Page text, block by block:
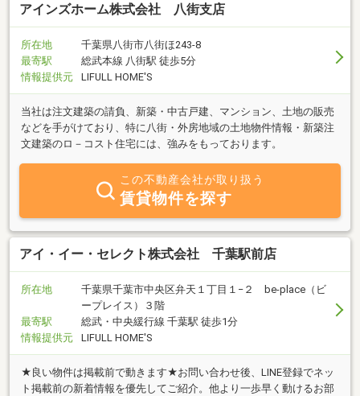
アインズホーム株式会社 八街支店
所在地
千葉県八街市八街ほ243-8
最寄駅
総武本線 八街駅 徒歩5分
情報提供元
LIFULL HOME'S
当社は注文建築の請負、新築・中古戸建、マンション、土地の販売
などを手がけており、特に八街・外房地域の土地物件情報・新築注
文建築のロ－コスト住宅には、強みをもっております。
この不動産会社が取り扱う
賃貸物件を探す
アイ・イー・セレクト株式会社 千葉駅前店
所在地
千葉県千葉市中央区弁天１丁目１−２ be-place（ビ
ープレイス）３階
最寄駅
総武・中央緩行線 千葉駅 徒歩1分
情報提供元
LIFULL HOME'S
★良い物件は掲載前で動きます★お問い合わせ後、LINE登録でネッ
ト掲載前の新着情報を優先してご紹介。他より一歩早く動けるお部